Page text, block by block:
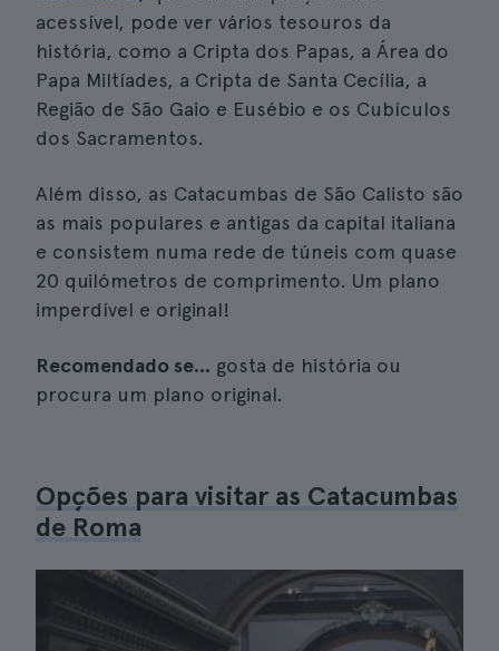
acessível, pode ver vários tesouros da
história, como a Cripta dos Papas, a Área do
Papa Miltíades, a Cripta de Santa Cecília, a
Região de São Gaio e Eusébio e os Cubículos
dos Sacramentos.
Além disso, as Catacumbas de São Calisto são
as mais populares e antigas da capital italiana
e consistem numa rede de túneis com quase
20 quilómetros de comprimento. Um plano
imperdível e original!
Recomendado se... gosta de história ou
procura um plano original.
Opções para visitar as Catacumbas
de Roma